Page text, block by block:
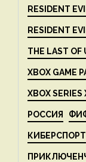
RESIDENT
RESIDENT
THE LAST OF
XBOX GAME
XBOX SERIES
РОССИЯ
КИБЕРСПОРТ